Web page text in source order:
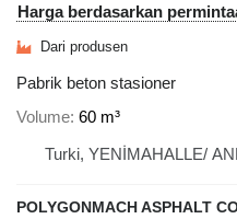
Harga berdasarkan
Dari produsen
Pabrik beton stasioner
Volume 60 m³
Turki, YENİMAHALLE/